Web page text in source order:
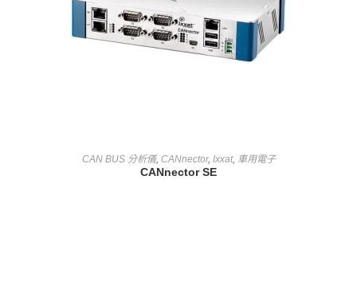
查看內容
CAN BUS 分析儀, CANnector, Ixxat, 車用電子
CANnector SE